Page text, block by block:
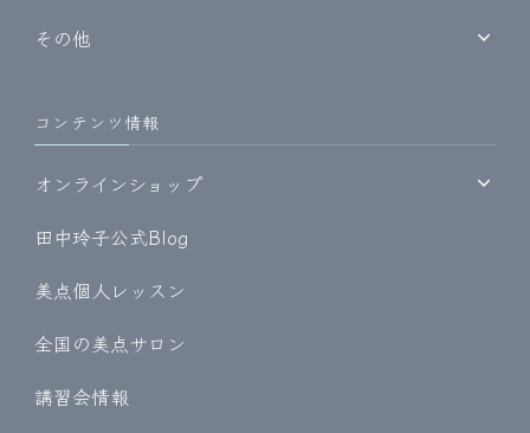
その他
コンテンツ情報
オンラインショップ
田中玲子公式Blog
美点個人レッスン
全国の美点サロン
講習会情報